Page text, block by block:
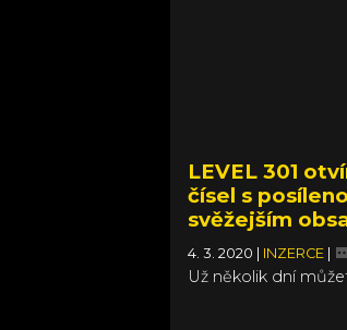
LEVEL 301
čísel s
svěžejším
4. 3. 2020 INZERCE
Už několik dní